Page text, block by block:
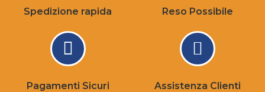
Spedizione rapida Reso Possibile
Pagamenti Sicuri Assistenza Clienti